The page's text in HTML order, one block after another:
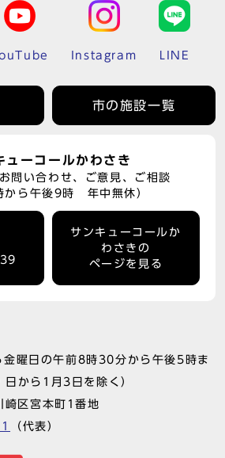
Instagram LINE
市の施設一覧
ューコールかわさき
問い合わせ、ご意見、ご相談
から午後9時 年中無休）
サンキューコールか
わさきの
ページを見る
金曜日の午前8時30分から午後5時ま
から1月3日を除く）
区宮本町1番地
（代表）